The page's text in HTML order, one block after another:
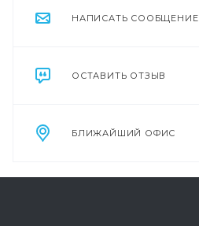
НАПИСАТЬ СООБЩЕНИЕ
ОСТАВИТЬ ОТЗЫВ
БЛИЖАЙШИЙ ОФИС